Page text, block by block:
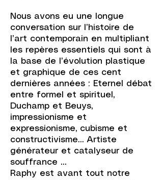
Nous avons eu une longue
conversation sur l’histoire de
l’art contemporain en multipliant
les repères essentiels qui sont à
la base de l’évolution plastique
et graphique de ces cent
dernières années : Eternel débat
entre formel et spirituel,
Duchamp et Beuys,
impressionisme et
expressionisme, cubisme et
constructivisme… Artiste
générateur et catalyseur de
souffrance …
Raphy est avant tout notre